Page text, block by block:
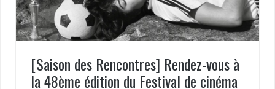
[Saison des Rencontres] Rendez-vous à
la 48ème édition du Festival de cinéma